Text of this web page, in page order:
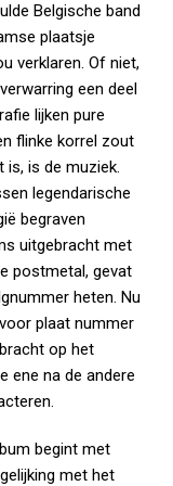
Belgische band
plaatsje
verklaren. Of niet,
een deel
lijken pure
flinke korrel zout
is, is de muziek.
legendarische
begraven
uitgebracht met
postmetal, gevat
heten. Nu
plaat nummer
op het
ene na de andere
begint met
met het